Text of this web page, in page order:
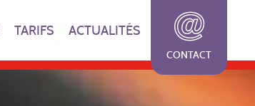
TARIFS ACTUALITÉS
CONTACT